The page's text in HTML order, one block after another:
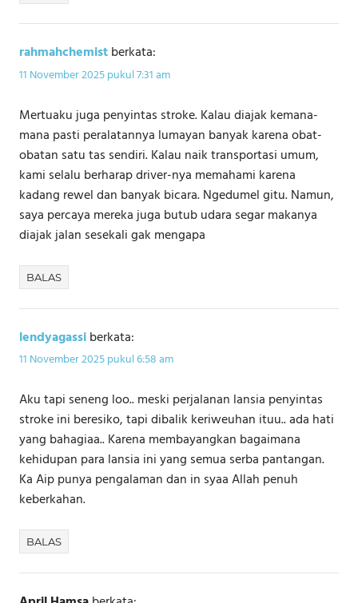
rahmahchemistberkata:
11 November 2025 pukul 7:31 am
Mertuaku juga penyintas stroke. Kalau diajak kemana-
mana pasti peralatannya lumayan banyak karena obat-
obatan satu tas sendiri. Kalau naik transportasi umum,
kami selalu berharap driver-nya memahami karena
kadang rewel dan banyak bicara. Ngedumel gitu. Namun,
saya percaya mereka juga butub udara segar makanya
diajak jalan sesekali gak mengapa
BALAS
lendyagassiberkata:
11 November 2025 pukul 6:58 am
Aku tapi seneng loo.. meski perjalanan lansia penyintas
stroke ini beresiko, tapi dibalik keriweuhan ituu.. ada hati
yang bahagiaa.. Karena membayangkan bagaimana
kehidupan para lansia ini yang semua serba pantangan.
Ka Aip punya pengalaman dan in syaa Allah penuh
keberkahan.
BALAS